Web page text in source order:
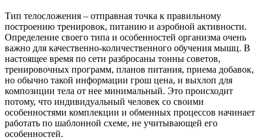
Тип телосложения – отправная точка к правильному
построению тренировок, питанию и аэробной активности.
Определение своего типа и особенностей организма очень
важно для качественно-количественного обучения мышц. В
настоящее время по сети разбросаны тонны советов,
тренировочных программ, планов питания, приема добавок,
но обычно такой информации грош цена, и выхлоп для
композиции тела от нее минимальный. Это происходит
потому, что индивидуальный человек со своими
особенностями комплекции и обменных процессов начинает
работать по шаблонной схеме, не учитывающей его
особенностей.